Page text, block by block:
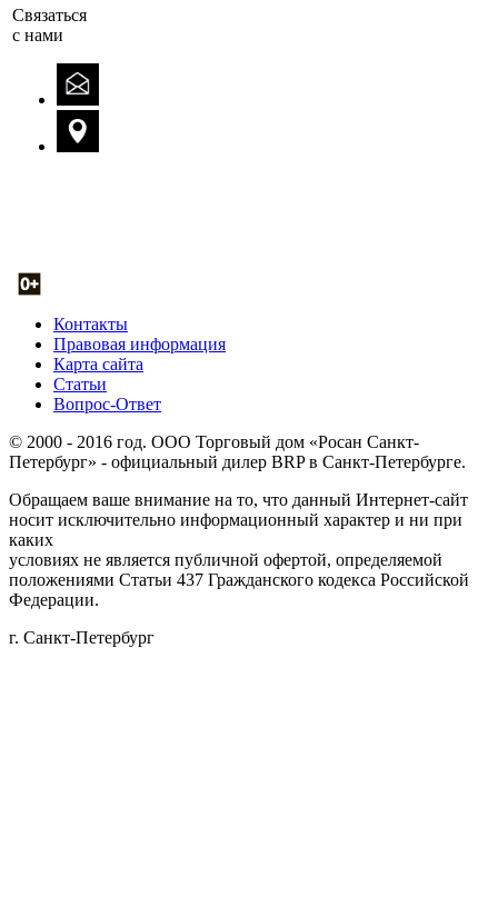
Cвязаться
с нами
Контакты
Правовая информация
Карта сайта
Статьи
Вопрос-Ответ
© 2000 - 2016 год. ООО Торговый дом «Росан Санкт-
Петербург» - официальный дилер BRP в Санкт-Петербурге.
Обращаем ваше внимание на то, что данный Интернет-сайт
носит исключительно информационный характер и ни при
каких
условиях не является публичной офертой, определяемой
положениями Статьи 437 Гражданского кодекса Российской
Федерации.
г. Санкт-Петербург